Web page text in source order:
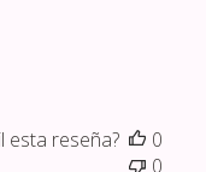
esta reseña?
0
0